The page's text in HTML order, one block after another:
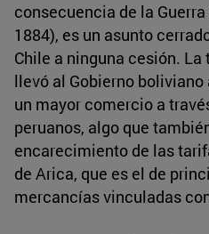
consecuencia de la
1884), es un asunto
Chile a ninguna cesión.
llevó al Gobierno
un mayor comercio a
peruanos, algo que
encarecimiento de las
de Arica, que es el de
mercancías vinculadas